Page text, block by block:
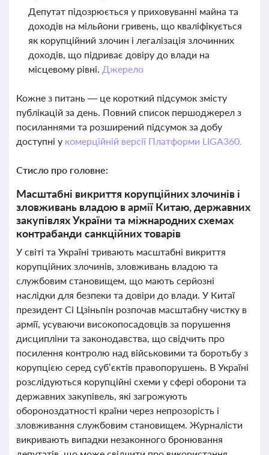
Депутат підозрюється у приховуванні майна та
доходів на мільйони гривень, що кваліфікується
як корупційний злочин і легалізація злочинних
доходів, що підриває довіру до влади на
місцевому рівні. Джерело
Кожне з питань — це короткий підсумок змісту
публікацій за день. Повний список першоджерел з
посиланнями та розширений підсумок за добу
доступні у комерційній версії Платформи LIGA360.
Стисло про головне:
Масштабні викриття корупційних злочинів і
зловживань владою в армії Китаю, державних
закупівлях України та міжнародних схемах
контрабанди санкційних товарів
У світі та Україні тривають масштабні викриття
корупційних злочинів, зловживань владою та
службовим становищем, що мають серйозні
наслідки для безпеки та довіри до влади. У Китаї
президент Сі Цзіньпін розпочав масштабну чистку в
армії, усуваючи високопосадовців за порушення
дисципліни та законодавства, що свідчить про
посилення контролю над військовими та боротьбу з
корупцією серед суб’єктів правопорушень. В Україні
розслідуються корупційні схеми у сфері оборони та
державних закупівель, які загрожують
обороноздатності країни через непрозорість і
зловживання службовим становищем. Журналісти
викривають випадки незаконного бронювання